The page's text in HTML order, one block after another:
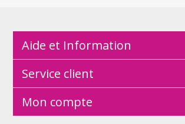
Aide et Information
Service client
Mon compte